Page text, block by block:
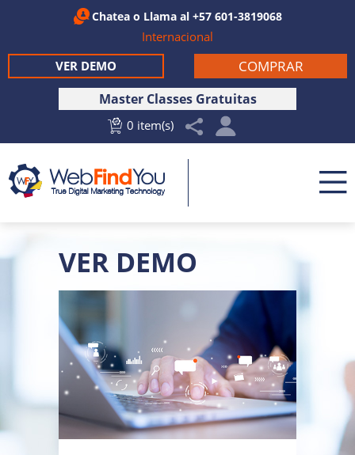
Chatea o Llama al +57 601-3819068
Internacional
Master Classes Gratuitas
0 item(s)
COMPRAR
VER DEMO
VER DEMO